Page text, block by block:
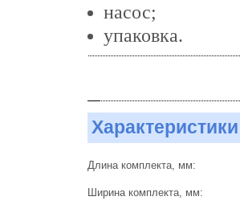
насос;
упаковка.
Характеристики
Длина комплекта, мм:
Ширина комплекта, мм: